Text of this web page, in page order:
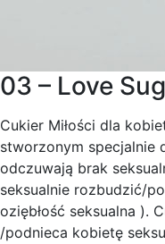
03 – Love
Cukier Miłości dla
stworzonym specjalnie
odczuwają brak
seksualnie rozbudzić/
oziębłość seksualna ).
/podnieca kobietę